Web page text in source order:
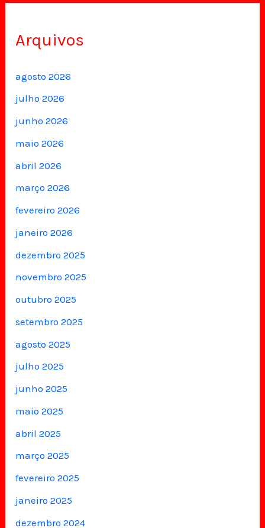
Arquivos
agosto 2026
julho 2026
junho 2026
maio 2026
abril 2026
março 2026
fevereiro 2026
janeiro 2026
dezembro 2025
novembro 2025
outubro 2025
setembro 2025
agosto 2025
julho 2025
junho 2025
maio 2025
abril 2025
março 2025
fevereiro 2025
janeiro 2025
dezembro 2024